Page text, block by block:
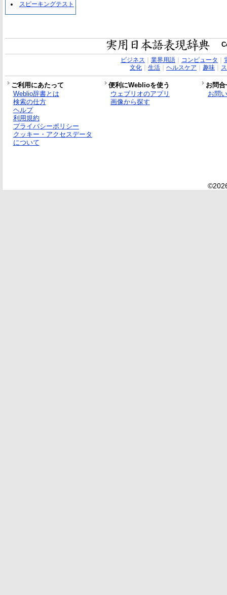
スピーキングテスト
ビジネス 業界用語｜ コンピュータ
文化｜ 生活｜ ヘルスケア 趣味｜
ご利用にあたって 便利にWeblioを使う
お問
Weblio辞書とは
検索の仕方
ヘルプ
利用規約
プライバシーポリシー
クッキー・アクセスデータ
について
ウェブリオのアプリ
画像から探す
お問